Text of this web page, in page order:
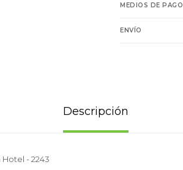
MEDIOS DE PAGO
ENVÍO
Descripción
- 2243